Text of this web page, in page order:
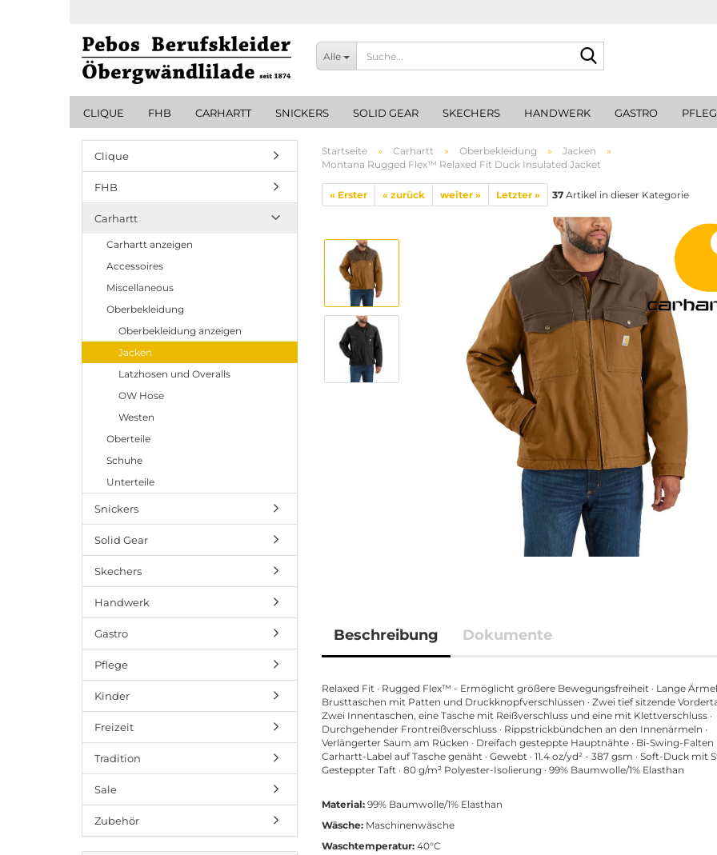
Alle
CLIQUE FHB CARHARTT SNICKERS SOLID GEAR SKECHERS HANDWERK GASTRO
Startseite » Carhartt » Oberbekleidung » Jacken
»
Montana Rugged Flex™ Relaxed Fit Duck Insulated Jacket
« Erster « zurück weiter » Letzter » 37 Artikel in dieser Kategorie
Beschreibung Dokumente
Relaxed Fit · Rugged Flex™ - Ermöglicht größere Bewegungsfreiheit · Lange Ärmel
Brusttaschen mit Patten und Druckknopfverschlüssen · Zwei tief sitzende
Zwei Innentaschen, eine Tasche mit Reißverschluss und eine mit Klettverschluss ·
Durchgehender Frontreißverschluss · Rippstrickbündchen an den Innenärmeln ·
Verlängerter Saum am Rücken · Dreifach gesteppte Hauptnähte · Bi-Swing-Falten
Carhartt-Label auf Tasche genäht · Gewebt · 11.4 oz/yd² - 387 gsm · Soft-Duck mit
Gesteppter Taft · 80 g/m² Polyester-Isolierung · 99% Baumwolle/1% Elasthan
Material: 99% Baumwolle/1% Elasthan
Wäsche: Maschinenwäsche
Waschtemperatur: 40°C
Clique
FHB
Carhartt
Carhartt anzeigen
Accessoires
Miscellaneous
Oberbekleidung
Oberbekleidung anzeigen
Jacken
Latzhosen und Overalls
OW Hose
Westen
Oberteile
Schuhe
Unterteile
Snickers
Solid Gear
Skechers
Handwerk
Gastro
Pflege
Kinder
Freizeit
Tradition
Sale
Zubehör